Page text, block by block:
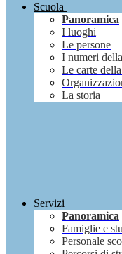
Scuola
Panoramica
I luoghi
Le persone
I numeri
Le carte
La storia
Servizi
Panoramica
Famiglie e
Personale